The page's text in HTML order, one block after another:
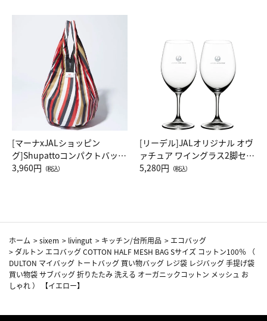
[マーナxJALショッピン
グ]Shupattoコンパクトバッグ
Drop JAL客室乗務員（LC）ス
3,960円 （税込）
[リーデル]JALオリジナル オヴ
ァチュア ワイングラス2脚セッ
ト（レッドワイン）
5,280円 （税込）
ホーム >sixem > livingut > キッチン/台所用品 > エコバッグ
> ダルトン エコバッグ COTTON HALF MESH BAG Sサイズ コットン100％ （
DULTON マイバッグ トートバッグ 買い物バッグ レジ袋 レジバッグ 手提げ袋
買い物袋 サブバッグ 折りたたみ 洗える オーガニックコットン メッシュ お
しゃれ ） 【イエロー】